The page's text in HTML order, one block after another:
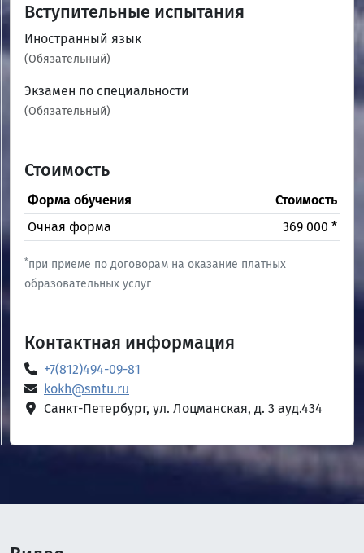
Вступительные испытания
Иностранный язык
(Обязательный)
Экзамен по специальности
(Обязательный)
Стоимость
Форма обучения
Стоимость
Очная форма
369 000 *
*при приеме по договорам на оказание платных
образовательных услуг
Контактная информация
+7(812)494-09-81
kokh@smtu.ru
Санкт-Петербург, ул. Лоцманская, д. 3 ауд.434